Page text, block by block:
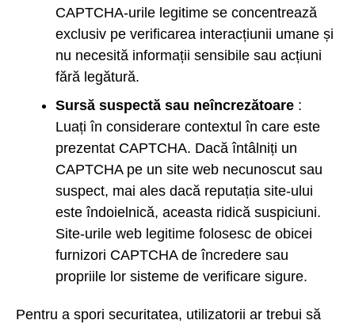
CAPTCHA-urile legitime se concentrează
exclusiv pe verificarea interacțiunii umane și
nu necesită informații sensibile sau acțiuni
fără legătură.
Sursă suspectă sau neîncrezătoare :
Luați în considerare contextul în care este
prezentat CAPTCHA. Dacă întâlniți un
CAPTCHA pe un site web necunoscut sau
suspect, mai ales dacă reputația site-ului
este îndoielnică, aceasta ridică suspiciuni.
Site-urile web legitime folosesc de obicei
furnizori CAPTCHA de încredere sau
propriile lor sisteme de verificare sigure.
Pentru a spori securitatea, utilizatorii ar trebui să